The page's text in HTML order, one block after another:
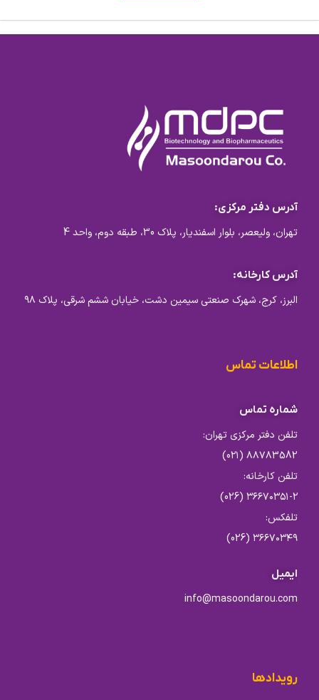
آدرس دفتر مرکزی:
تهران، ولیعصر، بلوار اسفندیار، پلاک 30، طبقه دوم، واحد 4
آدرس کارخانه:
البرز، کرج، شهرک صنعتی سیمین دشت، خیابان ششم شرقی، پلاک ۹۸
اطلاعات تماس
شماره تماس
تلفن دفتر مرکزی تهران:
۸۸۷۸3582 (0۲۱)
تلفن کارخانه:
۳۶۶۷۰۳۵۱-۲ (026)
تلفکس:
۳۶۶۷۰۳۴۹ (026)
ایمیل
info@masoondarou.com
رویدادها